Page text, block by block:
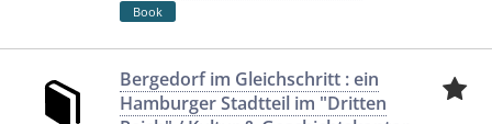
Book
Bergedorf im Gleichschritt : ein
Hamburger Stadtteil im "Dritten